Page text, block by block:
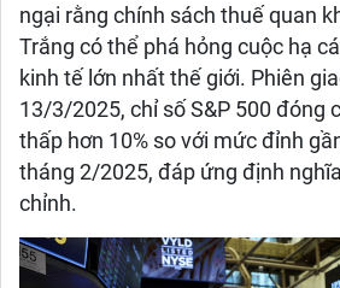
ngại rằng chính sách thuế quan
Trắng có thể phá hỏng cuộc hạ
kinh tế lớn nhất thế giới. Phiên
13/3/2025, chỉ số S&P 500 đóng
thấp hơn 10% so với mức đỉnh
tháng 2/2025, đáp ứng định
chỉnh.